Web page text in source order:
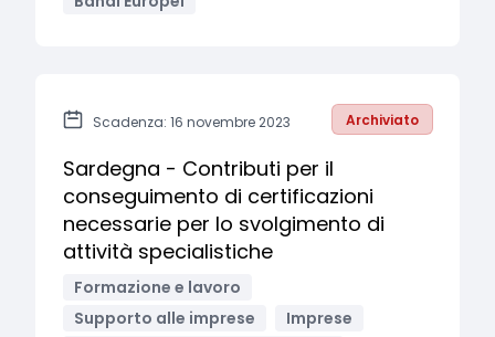
Scadenza: 16 novembre 2023 Archiviato
Sardegna - Contributi per il
conseguimento di certificazioni
necessarie per lo svolgimento di
attività specialistiche
Formazione e lavoro
Supporto alle imprese
Imprese